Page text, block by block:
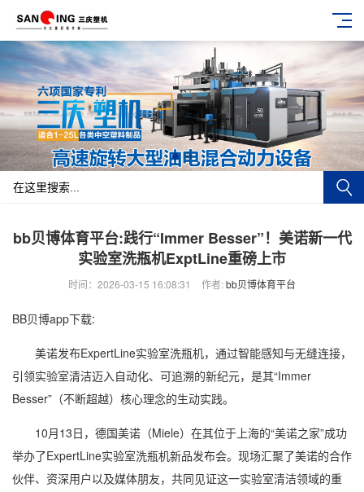
bb贝博体育平台:践行“Immer Besser”！美诺新一代
实验室洗瓶机ExptLine重磅上市
时间：2026-03-15 16:08:31 作者:bb贝博体育平台
BB贝博app下载:
美诺发布ExpertLine实验室洗瓶机，通过智能感知与无缝连接，
引领实验室清洁迈入自动化、可追溯的新纪元，是其“Immer
Besser”（不断超越）核心理念的生动实践。
10月13日，德国美诺（Miele）在其位于上海的“美诺之家”成功
举办了ExpertLine实验室洗瓶机新品发布会。现场汇聚了美诺的合作
伙伴、资深用户以及媒体朋友，共同见证这一实验室清洁领域的重